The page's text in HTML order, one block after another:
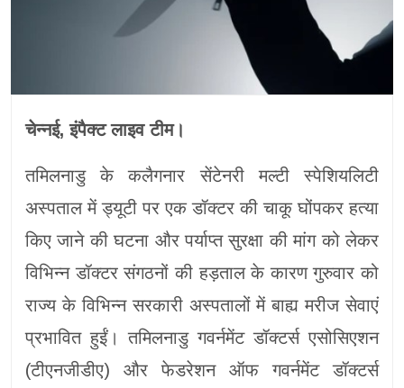
चेन्नई, इंपैक्ट लाइव टीम।
तमिलनाडु के कलैगनार सेंटेनरी मल्टी स्पेशियलिटी
अस्पताल में ड्यूटी पर एक डॉक्टर की चाकू घोंपकर हत्या
किए जाने की घटना और पर्याप्त सुरक्षा की मांग को लेकर
विभिन्न डॉक्टर संगठनों की हड़ताल के कारण गुरुवार को
राज्य के विभिन्न सरकारी अस्पतालों में बाह्य मरीज सेवाएं
प्रभावित हुईं। तमिलनाडु गवर्नमेंट डॉक्टर्स एसोसिएशन
(टीएनजीडीए) और फेडरेशन ऑफ गवर्नमेंट डॉक्टर्स